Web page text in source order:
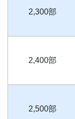
2,300部
2,400部
2,500部